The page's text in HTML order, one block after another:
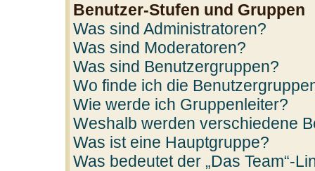
Benutzer-Stufen und Gruppen
Was sind Administratoren?
Was sind Moderatoren?
Was sind Benutzergruppen?
Wo finde ich die
Wie werde ich Gruppenleiter?
Weshalb werden verschiedene
Was ist eine Hauptgruppe?
Was bedeutet der „Das Team“-